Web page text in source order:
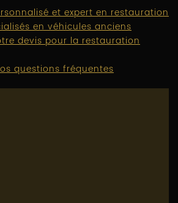
et expert en restauration
en véhicules anciens
devis pour la restauration
questions fréquentes